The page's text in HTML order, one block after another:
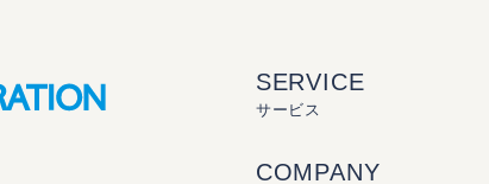
SERVICE
サービス
COMPANY